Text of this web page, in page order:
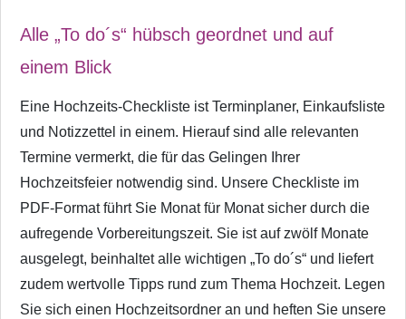
Alle „To do´s“ hübsch geordnet und auf
einem Blick
Eine Hochzeits-Checkliste ist Terminplaner, Einkaufsliste
und Notizzettel in einem. Hierauf sind alle relevanten
Termine vermerkt, die für das Gelingen Ihrer
Hochzeitsfeier notwendig sind. Unsere Checkliste im
PDF-Format führt Sie Monat für Monat sicher durch die
aufregende Vorbereitungszeit. Sie ist auf zwölf Monate
ausgelegt, beinhaltet alle wichtigen „To do´s“ und liefert
zudem wertvolle Tipps rund zum Thema Hochzeit. Legen
Sie sich einen Hochzeitsordner an und heften Sie unsere